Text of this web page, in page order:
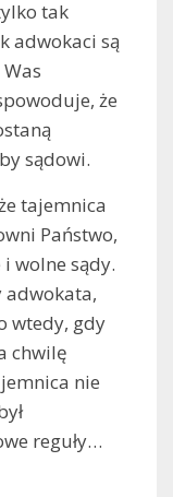
tak
adwokaci są
że
sądowi.
tajemnica
Państwo,
wolne sądy.
adwokata,
wtedy, gdy
chwilę
nie
reguły…